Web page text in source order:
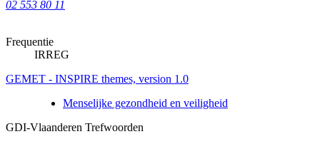
02 553 80 11
Frequentie
IRREG
GEMET - INSPIRE themes, version 1.0
Menselijke gezondheid en veiligheid
GDI-Vlaanderen Trefwoorden